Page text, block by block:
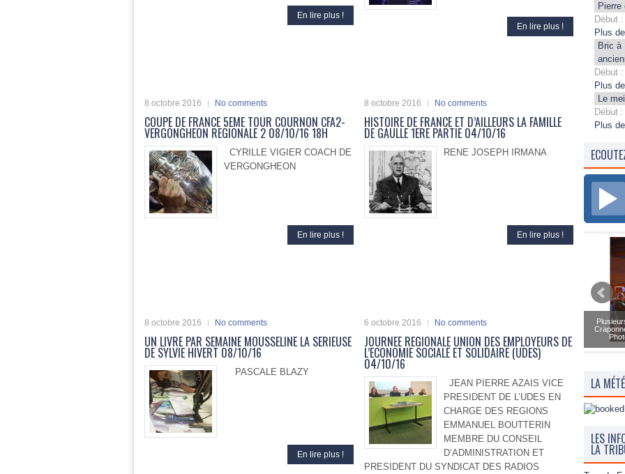
En lire plus !
En lire plus !
8 octobre 2016 No comments
COUPE DE FRANCE 5EME TOUR COURNON CFA2-
VERGONGHEON REGIONALE 2 08/10/16 18H
CYRILLE VIGIER COACH DE
VERGONGHEON
En lire plus !
8 octobre 2016 No comments
HISTOIRE DE FRANCE ET D’AILLEURS LA FAMILLE
DE GAULLE 1ERE PARTIE 04/10/16
RENE JOSEPH IRMANA
En lire plus !
8 octobre 2016 No comments
UN LIVRE PAR SEMAINE MOUSSELINE LA SERIEUSE
DE SYLVIE HIVERT 08/10/16
PASCALE BLAZY
En lire plus !
6 octobre 2016 No comments
JOURNEE REGIONALE UNION DES EMPLOYEURS DE
L’ECONOMIE SOCIALE ET SOLIDAIRE (UDES)
04/10/16
JEAN PIERRE AZAIS VICE
PRESIDENT DE L’UDES EN
CHARGE DES REGIONS
EMMANUEL BOUTTERIN
MEMBRE DU CONSEIL
D’ADMINISTRATION ET
PRESIDENT DU SYNDICAT DES RADIOS
Début :
Plus
Bric à
Début :
Plus
Le
Début :
Plus
LA
LES
LA